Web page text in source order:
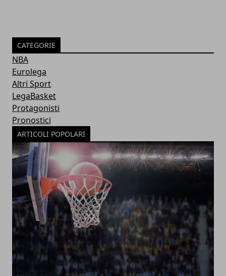
CATEGORIE
NBA
Eurolega
Altri Sport
LegaBasket
Protagonisti
Pronostici
ARTICOLI POPOLARI